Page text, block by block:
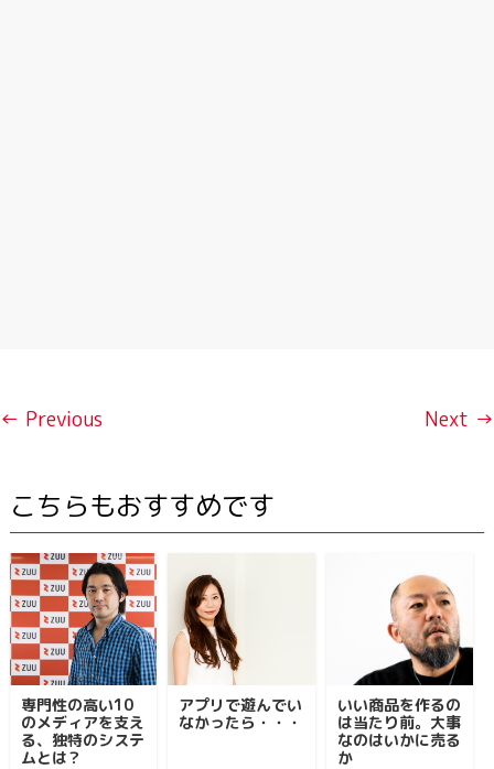
← Previous Next →
こちらもおすすめです
専門性の高い10
のメディアを支え
る、独特のシステ
ムとは？
アプリで遊んでい
なかったら・・・
いい商品を作るの
は当たり前。大事
なのはいかに売る
か